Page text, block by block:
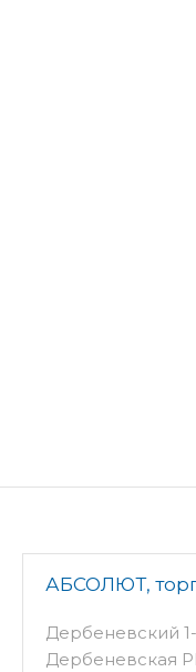
АБСОЛЮТ,
Дербеневский
Дербеневская